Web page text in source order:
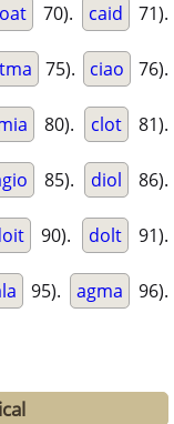
70). caid 71).
75). ciao 76).
80). clot 81).
85). diol 86).
90). dolt 91).
95). agma 96).